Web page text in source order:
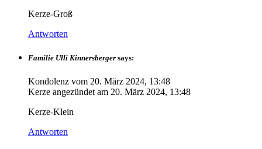
Kerze-Groß
Antworten
Familie Ulli Kinnersberger says:
Kondolenz vom 20. März 2024, 13:48
Kerze angezündet am 20. März 2024, 13:48
Kerze-Klein
Antworten